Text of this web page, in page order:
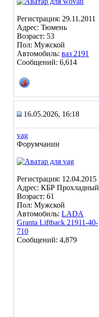
Регистрация: 29.11.2011
Адрес: Тюмень
Возраст: 53
Пол: Мужской
Автомобиль: ваз 2191
Сообщений: 6,614
16.05.2026, 16:18
vag
Форумчанин
Регистрация: 12.04.2015
Адрес: КБР Прохладный
Возраст: 61
Пол: Мужской
Автомобиль: LADA
Granta Liftback 21911-40-
710
Сообщений: 4,879